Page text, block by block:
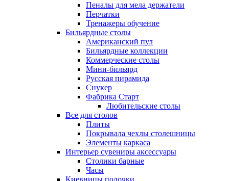
Пеналы для мела держатели
Перчатки
Тренажеры обучение
Бильярдные столы
Американский пул
Бильярдные коллекции
Коммерческие столы
Мини-бильярд
Русская пирамида
Снукер
Фабрика Старт
Любительские столы
Все для столов
Плиты
Покрывала чехлы столешницы
Элементы каркаса
Интерьер сувениры аксессуары
Столики барные
Часы
Киевницы полочки